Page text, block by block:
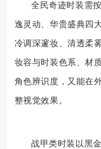
全民奇迹时装需
逸灵动、华贵盛典四
冷调深邃妆、清透柔
妆容与时装色系、材
角色辨识度，又能在
整视觉效果。
战甲类时装以黑